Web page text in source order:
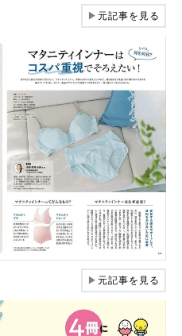
▶元記事を見る
▶元記事を見る